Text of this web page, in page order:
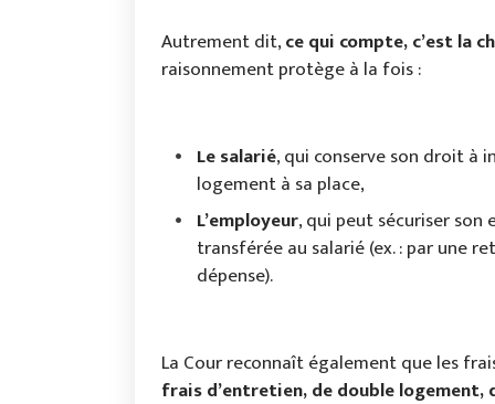
Autrement dit,ce qui compte, c’est la
raisonnement protège à la fois :
Le salarié, qui conserve son droit à
logement à sa place,
L’employeur, qui peut sécuriser
transférée au salarié (ex. : par une
dépense).
La Cour reconnaît également que les
frais d’entretien, de double logement,